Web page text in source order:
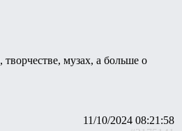
музах, а больше о
11/10/2024 08:21:58